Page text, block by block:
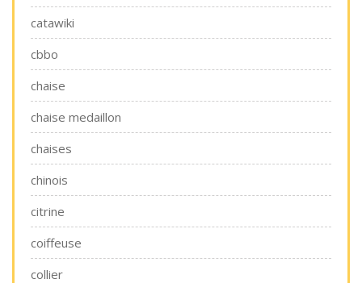
catawiki
cbbo
chaise
chaise medaillon
chaises
chinois
citrine
coiffeuse
collier